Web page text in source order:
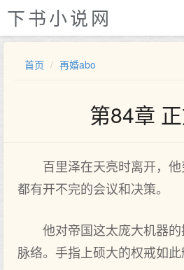
下书小说网
首页 再婚abo
第84章
百里泽在天亮时离开，
都有开不完的会议和决策。
他对帝国这太庞大机器
脉络。手指上硕大的权戒如此